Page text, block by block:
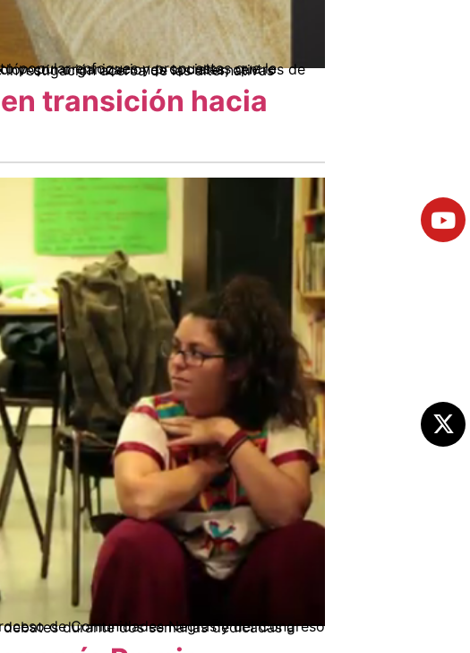
transición hacia